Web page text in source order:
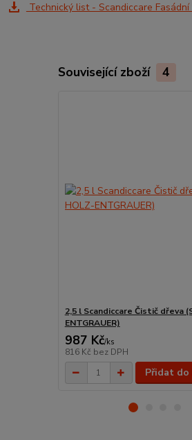
Technický list - Scandiccare Fasádní
Související zboží 4
2,5 l Scandiccare Čistič dřeva
ENTGRAUER)
987 Kč/ks
816 Kč bez DPH
Přidat do